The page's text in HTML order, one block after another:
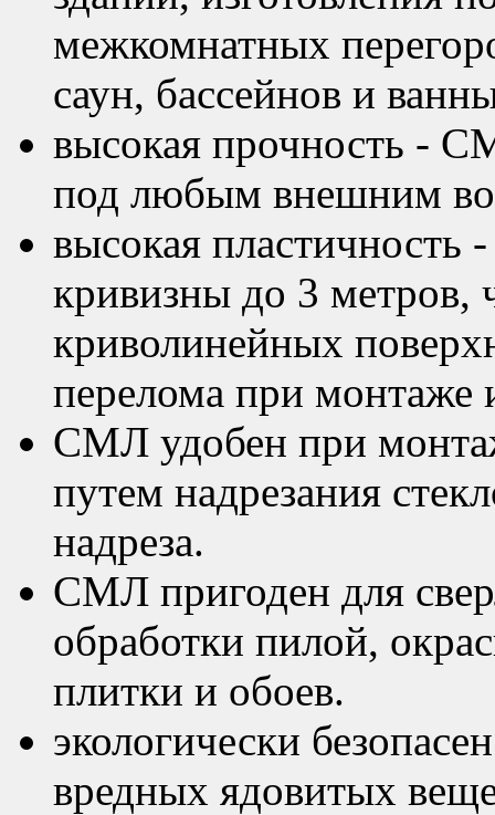
межкомнатных
саун, бассейнов и
высокая прочность -
под любым внешним
высокая пластичность
кривизны до 3 метров,
криволинейных
перелома при монтаже
СМЛ удобен при
путем надрезания
надреза.
СМЛ пригоден для
обработки пилой,
плитки и обоев.
экологически
вредных ядовитых